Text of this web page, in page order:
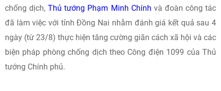
chống dịch,Thủ tướng Phạm Minh Chính và đoàn công tác
đã làm việc với tỉnh Đồng Nai nhằm đánh giá kết quả sau 4
ngày (từ 23/8) thực hiện tăng cường giãn cách xã hội và các
biện pháp phòng chống dịch theo Công điện 1099 của Thủ
tướng Chính phủ.